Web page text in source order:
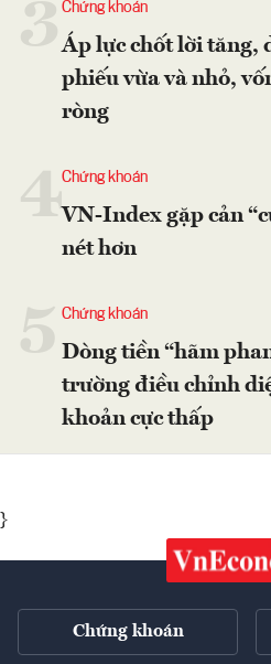
Chứng khoán
Áp lực chốt lời tăng,
phiếu vừa và nhỏ,
ròng
4Chứng khoán
VN-Index gặp cản
nét hơn
Chứng khoán
Dòng tiền “hãm
trường điều chỉnh
khoản cực thấp
}
Chứng khoán